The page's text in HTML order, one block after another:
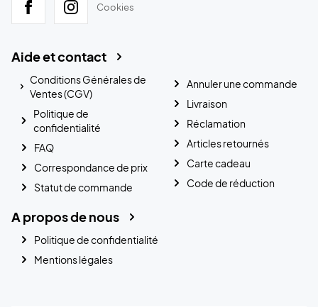
Cookies
Aide et contact
Conditions Générales de
Ventes (CGV)
Politique de
confidentialité
FAQ
Correspondance de prix
Statut de commande
Annuler une commande
Livraison
Réclamation
Articles retournés
Carte cadeau
Code de réduction
A propos de nous
Politique de confidentialité
Mentions légales